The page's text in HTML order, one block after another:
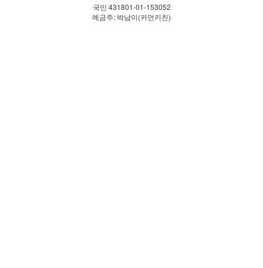
국민 431801-01-153052
예금주: 박남이(커먼키친)